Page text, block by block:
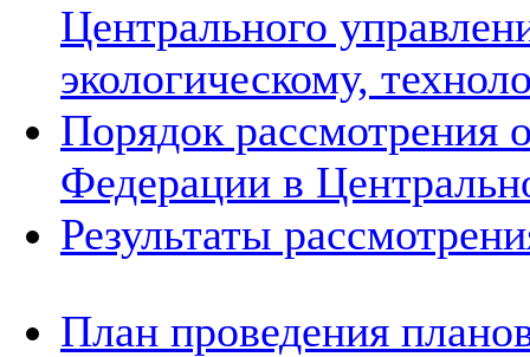
Центрального
экологическому,
Порядок рассмотрения
Федерации в
Результаты
План проведения